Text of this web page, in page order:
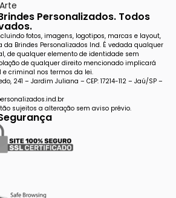
Arte
Personalizados. Todos
fotos, imagens, logotipos, marcas e layout,
da Brindes Personalizados Ind. É vedada qualquer
de qualquer elemento de identidade sem
de qualquer direito mencionado implicará
e criminal nos termos da lei.
241 – Jardim Juliana – CEP: 17214-112 – Jaú/SP –
sujeitos a alteração sem aviso prévio.